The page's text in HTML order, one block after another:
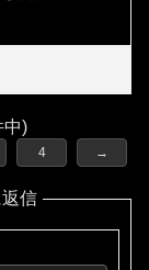
中)
4 →
信